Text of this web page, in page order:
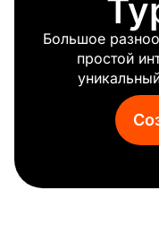
Глаз
Колосья пшеницы
Питьевая вода
Агрокомпании
Большое
простой